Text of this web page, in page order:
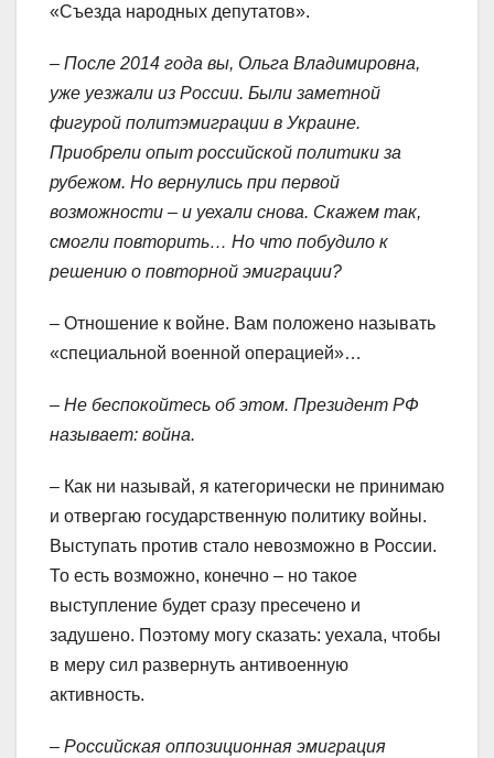
«Съезда народных депутатов».
– После 2014 года вы, Ольга Владимировна,
уже уезжали из России. Были заметной
фигурой политэмиграции в Украине.
Приобрели опыт российской политики за
рубежом. Но вернулись при первой
возможности – и уехали снова. Скажем так,
смогли повторить… Но что побудило к
решению о повторной эмиграции?
– Отношение к войне. Вам положено называть
«специальной военной операцией»…
– Не беспокойтесь об этом. Президент РФ
называет: война.
– Как ни называй, я категорически не принимаю
и отвергаю государственную политику войны.
Выступать против стало невозможно в России.
То есть возможно, конечно – но такое
выступление будет сразу пресечено и
задушено. Поэтому могу сказать: уехала, чтобы
в меру сил развернуть антивоенную
активность.
– Российская оппозиционная эмиграция